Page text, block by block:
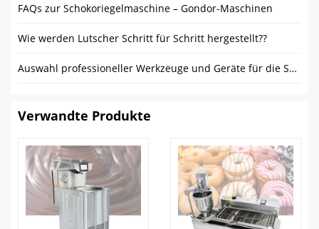
FAQs zur Schokoriegelmaschine – Gondor-Maschinen
Wie werden Lutscher Schritt für Schritt hergestellt??
Auswahl professioneller Werkzeuge und Geräte für die Schokoladenherstellung: Umfassender Leitfaden
Verwandte Produkte